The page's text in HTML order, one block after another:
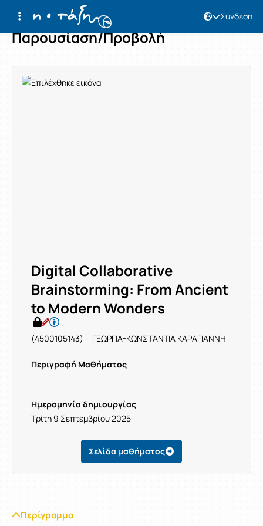
Σύνδεση
Παρουσίαση/Προβολή
Digital Collaborative
Brainstorming: From Ancient
to Modern Wonders
(4500105143) - ΓΕΩΡΓΙΑ-ΚΩΝΣΤΑΝΤΙΑ ΚΑΡΑΓΙΑΝΝΗ
Περιγραφή Μαθήματος
Ημερομηνία δημιουργίας
Τρίτη 9 Σεπτεμβρίου 2025
Σελίδα μαθήματος
Περίγραμμα